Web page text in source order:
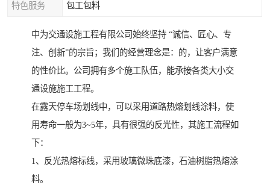
特色服务 包工包料
中为交通设施工程有限公司始终坚持 “诚信、匠心、专
注、创新”的宗旨；我们的经营理念是：的，让客户满意
的性价比。公司拥有多个施工队伍，能承接各类大小交
通设施施工工程。
在露天停车场划线中，可以采用道路热熔划线涂料，使
用寿命一般为3~5年，具有很强的反光性，其施工流程如
下：
1、反光热熔标线，采用玻璃微珠底漆，石油树脂热熔涂
料。